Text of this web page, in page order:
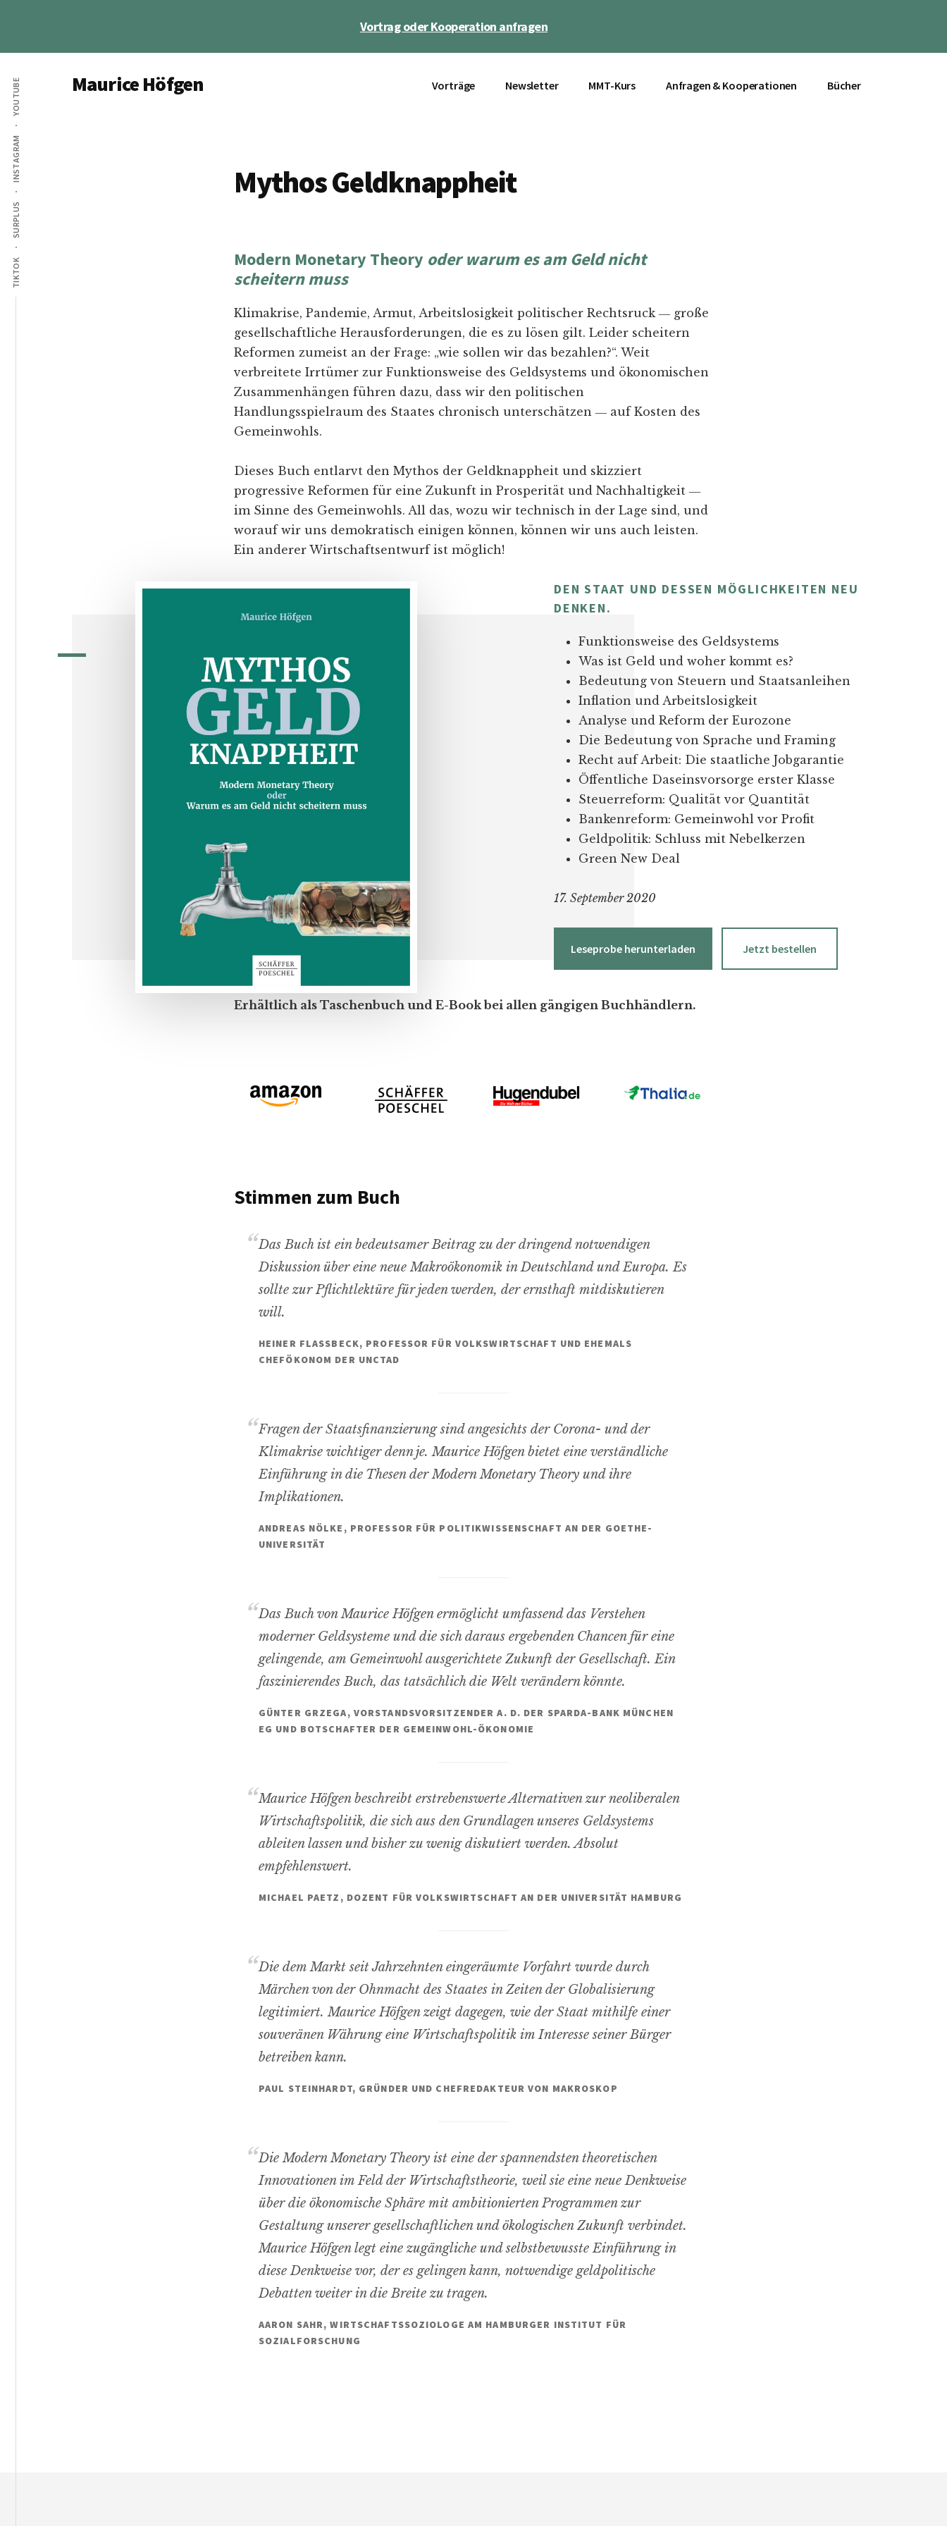
Vortrag oder Kooperation anfragen
Additional
menu
TIKTOK
SURPLUS
INSTAGRAM
YOUTUBE Maurice Höfgen Vorträge Newsletter MMT-Kurs Anfragen & Kooperationen Bücher
Mythos Geldknappheit
Modern Monetary Theory oder warum es am Geld nicht
scheitern muss
Klimakrise, Pandemie, Armut, Arbeitslosigkeit politischer Rechtsruck ― große
gesellschaftliche Herausforderungen, die es zu lösen gilt. Leider scheitern
Reformen zumeist an der Frage: „wie sollen wir das bezahlen?“. Weit
verbreitete Irrtümer zur Funktionsweise des Geldsystems und ökonomischen
Zusammenhängen führen dazu, dass wir den politischen
Handlungsspielraum des Staates chronisch unterschätzen ― auf Kosten des
Gemeinwohls.
Dieses Buch entlarvt den Mythos der Geldknappheit und skizziert
progressive Reformen für eine Zukunft in Prosperität und Nachhaltigkeit ―
im Sinne des Gemeinwohls. All das, wozu wir technisch in der Lage sind, und
worauf wir uns demokratisch einigen können, können wir uns auch leisten.
Ein anderer Wirtschaftsentwurf ist möglich!
DEN STAAT UND DESSEN MÖGLICHKEITEN NEU
DENKEN.
Funktionsweise des Geldsystems
Was ist Geld und woher kommt es?
Bedeutung von Steuern und Staatsanleihen
Inflation und Arbeitslosigkeit
Analyse und Reform der Eurozone
Die Bedeutung von Sprache und Framing
Recht auf Arbeit: Die staatliche Jobgarantie
Öffentliche Daseinsvorsorge erster Klasse
Steuerreform: Qualität vor Quantität
Bankenreform: Gemeinwohl vor Profit
Geldpolitik: Schluss mit Nebelkerzen
Green New Deal
17. September 2020
Leseprobe herunterladen Jetzt bestellen
Erhältlich als Taschenbuch und E-Book bei allen gängigen Buchhändlern.
Stimmen zum Buch
Das Buch ist ein bedeutsamer Beitrag zu der dringend notwendigen
Diskussion über eine neue Makroökonomik in Deutschland und Europa. Es
sollte zur Pflichtlektüre für jeden werden, der ernsthaft mitdiskutieren
will.
HEINER FLASSBECK, PROFESSOR FÜR VOLKSWIRTSCHAFT UND EHEMALS
CHEFÖKONOM DER UNCTAD
Fragen der Staatsfinanzierung sind angesichts der Corona- und der
Klimakrise wichtiger denn je. Maurice Höfgen bietet eine verständliche
Einführung in die Thesen der Modern Monetary Theory und ihre
Implikationen.
ANDREAS NÖLKE, PROFESSOR FÜR POLITIKWISSENSCHAFT AN DER GOETHE-
UNIVERSITÄT
Das Buch von Maurice Höfgen ermöglicht umfassend das Verstehen
moderner Geldsysteme und die sich daraus ergebenden Chancen für eine
gelingende, am Gemeinwohl ausgerichtete Zukunft der Gesellschaft. Ein
faszinierendes Buch, das tatsächlich die Welt verändern könnte.
GÜNTER GRZEGA, VORSTANDSVORSITZENDER A. D. DER SPARDA-BANK MÜNCHEN
EG UND BOTSCHAFTER DER GEMEINWOHL-ÖKONOMIE
Maurice Höfgen beschreibt erstrebenswerte Alternativen zur neoliberalen
Wirtschaftspolitik, die sich aus den Grundlagen unseres Geldsystems
ableiten lassen und bisher zu wenig diskutiert werden. Absolut
empfehlenswert.
MICHAEL PAETZ, DOZENT FÜR VOLKSWIRTSCHAFT AN DER UNIVERSITÄT HAMBURG
Die dem Markt seit Jahrzehnten eingeräumte Vorfahrt wurde durch
Märchen von der Ohnmacht des Staates in Zeiten der Globalisierung
legitimiert. Maurice Höfgen zeigt dagegen, wie der Staat mithilfe einer
souveränen Währung eine Wirtschaftspolitik im Interesse seiner Bürger
betreiben kann.
PAUL STEINHARDT, GRÜNDER UND CHEFREDAKTEUR VON MAKROSKOP
Die Modern Monetary Theory ist eine der spannendsten theoretischen
Innovationen im Feld der Wirtschaftstheorie, weil sie eine neue Denkweise
über die ökonomische Sphäre mit ambitionierten Programmen zur
Gestaltung unserer gesellschaftlichen und ökologischen Zukunft verbindet.
Maurice Höfgen legt eine zugängliche und selbstbewusste Einführung in
diese Denkweise vor, der es gelingen kann, notwendige geldpolitische
Debatten weiter in die Breite zu tragen.
AARON SAHR, WIRTSCHAFTSSOZIOLOGE AM HAMBURGER INSTITUT FÜR
SOZIALFORSCHUNG